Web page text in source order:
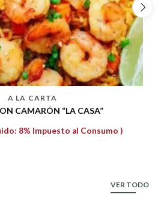
A LA CARTA
SUEY DE POLLO
8% Impuesto al Consumo )
VER TODO